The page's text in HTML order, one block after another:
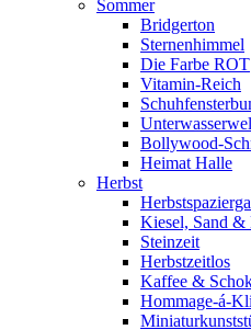
Sommer
Bridgerton
Sternenhimmel
Die Farbe ROT
Vitamin-Reich
Bollywood-
Heimat Halle
Herbst
Kiesel, Sand &
Steinzeit
Herbstzeitlos
Kaffee &
Hommage-á-